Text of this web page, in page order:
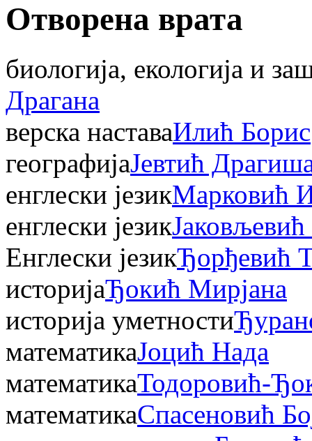
Отворена врата
биологија, екологија и
Драгана
верска наставаИлић Борис
географијаЈевтић
енглески језикМарковић
енглески језикЈаковљевић
Енглески језикЂорђевић
историјаЂокић Мирјана
историја уметности
математикаЈоцић Нада
математикаТодоровић-
математикаСпасеновић